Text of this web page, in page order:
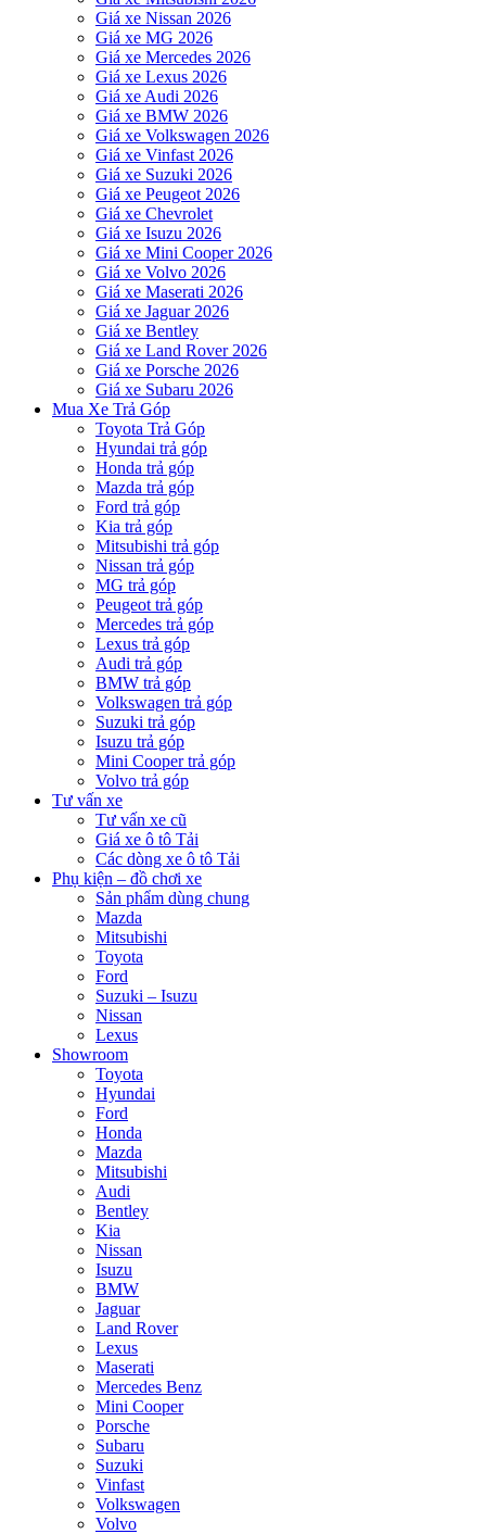
Giá xe Nissan 2026
Giá xe MG 2026
Giá xe Mercedes 2026
Giá xe Lexus 2026
Giá xe Audi 2026
Giá xe BMW 2026
Giá xe Volkswagen 2026
Giá xe Vinfast 2026
Giá xe Suzuki 2026
Giá xe Peugeot 2026
Giá xe Chevrolet
Giá xe Isuzu 2026
Giá xe Mini Cooper 2026
Giá xe Volvo 2026
Giá xe Maserati 2026
Giá xe Jaguar 2026
Giá xe Bentley
Giá xe Land Rover 2026
Giá xe Porsche 2026
Giá xe Subaru 2026
Mua Xe Trả Góp
Toyota Trả Góp
Hyundai trả góp
Honda trả góp
Mazda trả góp
Ford trả góp
Kia trả góp
Mitsubishi trả góp
Nissan trả góp
MG trả góp
Peugeot trả góp
Mercedes trả góp
Lexus trả góp
Audi trả góp
BMW trả góp
Volkswagen trả góp
Suzuki trả góp
Isuzu trả góp
Mini Cooper trả góp
Volvo trả góp
Tư vấn xe
Tư vấn xe cũ
Giá xe ô tô Tải
Các dòng xe ô tô Tải
Phụ kiện – đồ chơi xe
Sản phẩm dùng chung
Mazda
Mitsubishi
Toyota
Ford
Suzuki – Isuzu
Nissan
Lexus
Showroom
Toyota
Hyundai
Ford
Honda
Mazda
Mitsubishi
Audi
Bentley
Kia
Nissan
Isuzu
BMW
Jaguar
Land Rover
Lexus
Maserati
Mercedes Benz
Mini Cooper
Porsche
Subaru
Suzuki
Vinfast
Volkswagen
Volvo